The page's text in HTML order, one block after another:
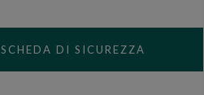
SCHEDA DI SICUREZZA